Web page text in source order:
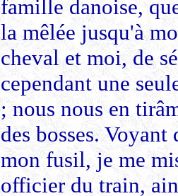
famille danoise,
la mêlée jusqu'à
cheval et moi, de
cependant une
; nous nous en
des bosses.
mon fusil, je me
officier du train,